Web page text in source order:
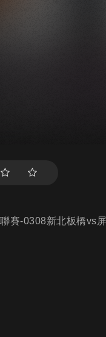
賽-0308新北板橋vs